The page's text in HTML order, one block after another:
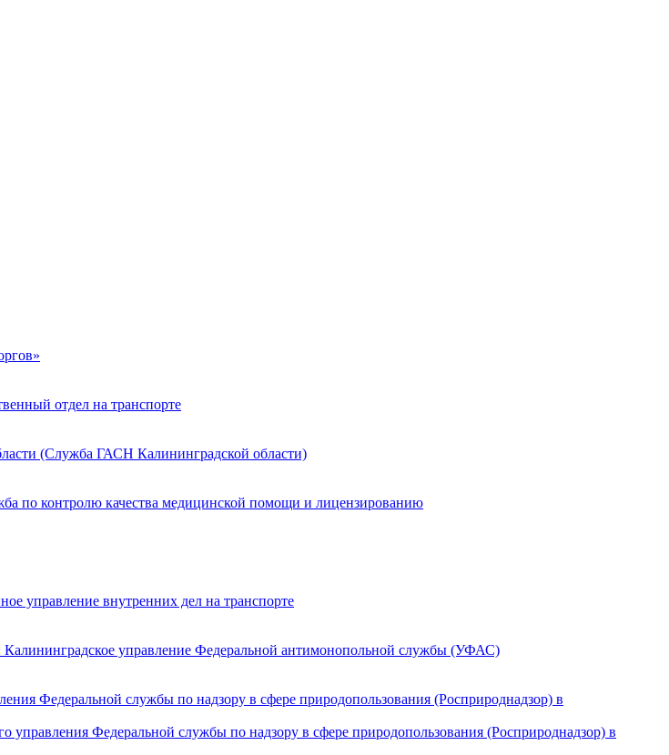
(Служба ГАСН Калининградской области)
Федеральной службы по надзору в сфере природопользования (Росприроднадзор) в